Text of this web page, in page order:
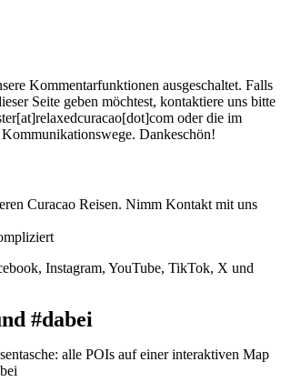
Kommentarfunktionen ausgeschaltet. Falls
Seite geben möchtest, kontaktiere uns bitte
oder die im
Dankeschön!
Curacao Reisen. Nimm Kontakt mit uns
Instagram, YouTube, TikTok, X und
#dabei
alle POIs auf einer interaktiven Map